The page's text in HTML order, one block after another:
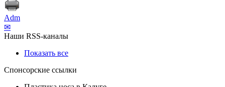
Adm
✉
Наши RSS-каналы
Показать все
Спонсорские ссылки